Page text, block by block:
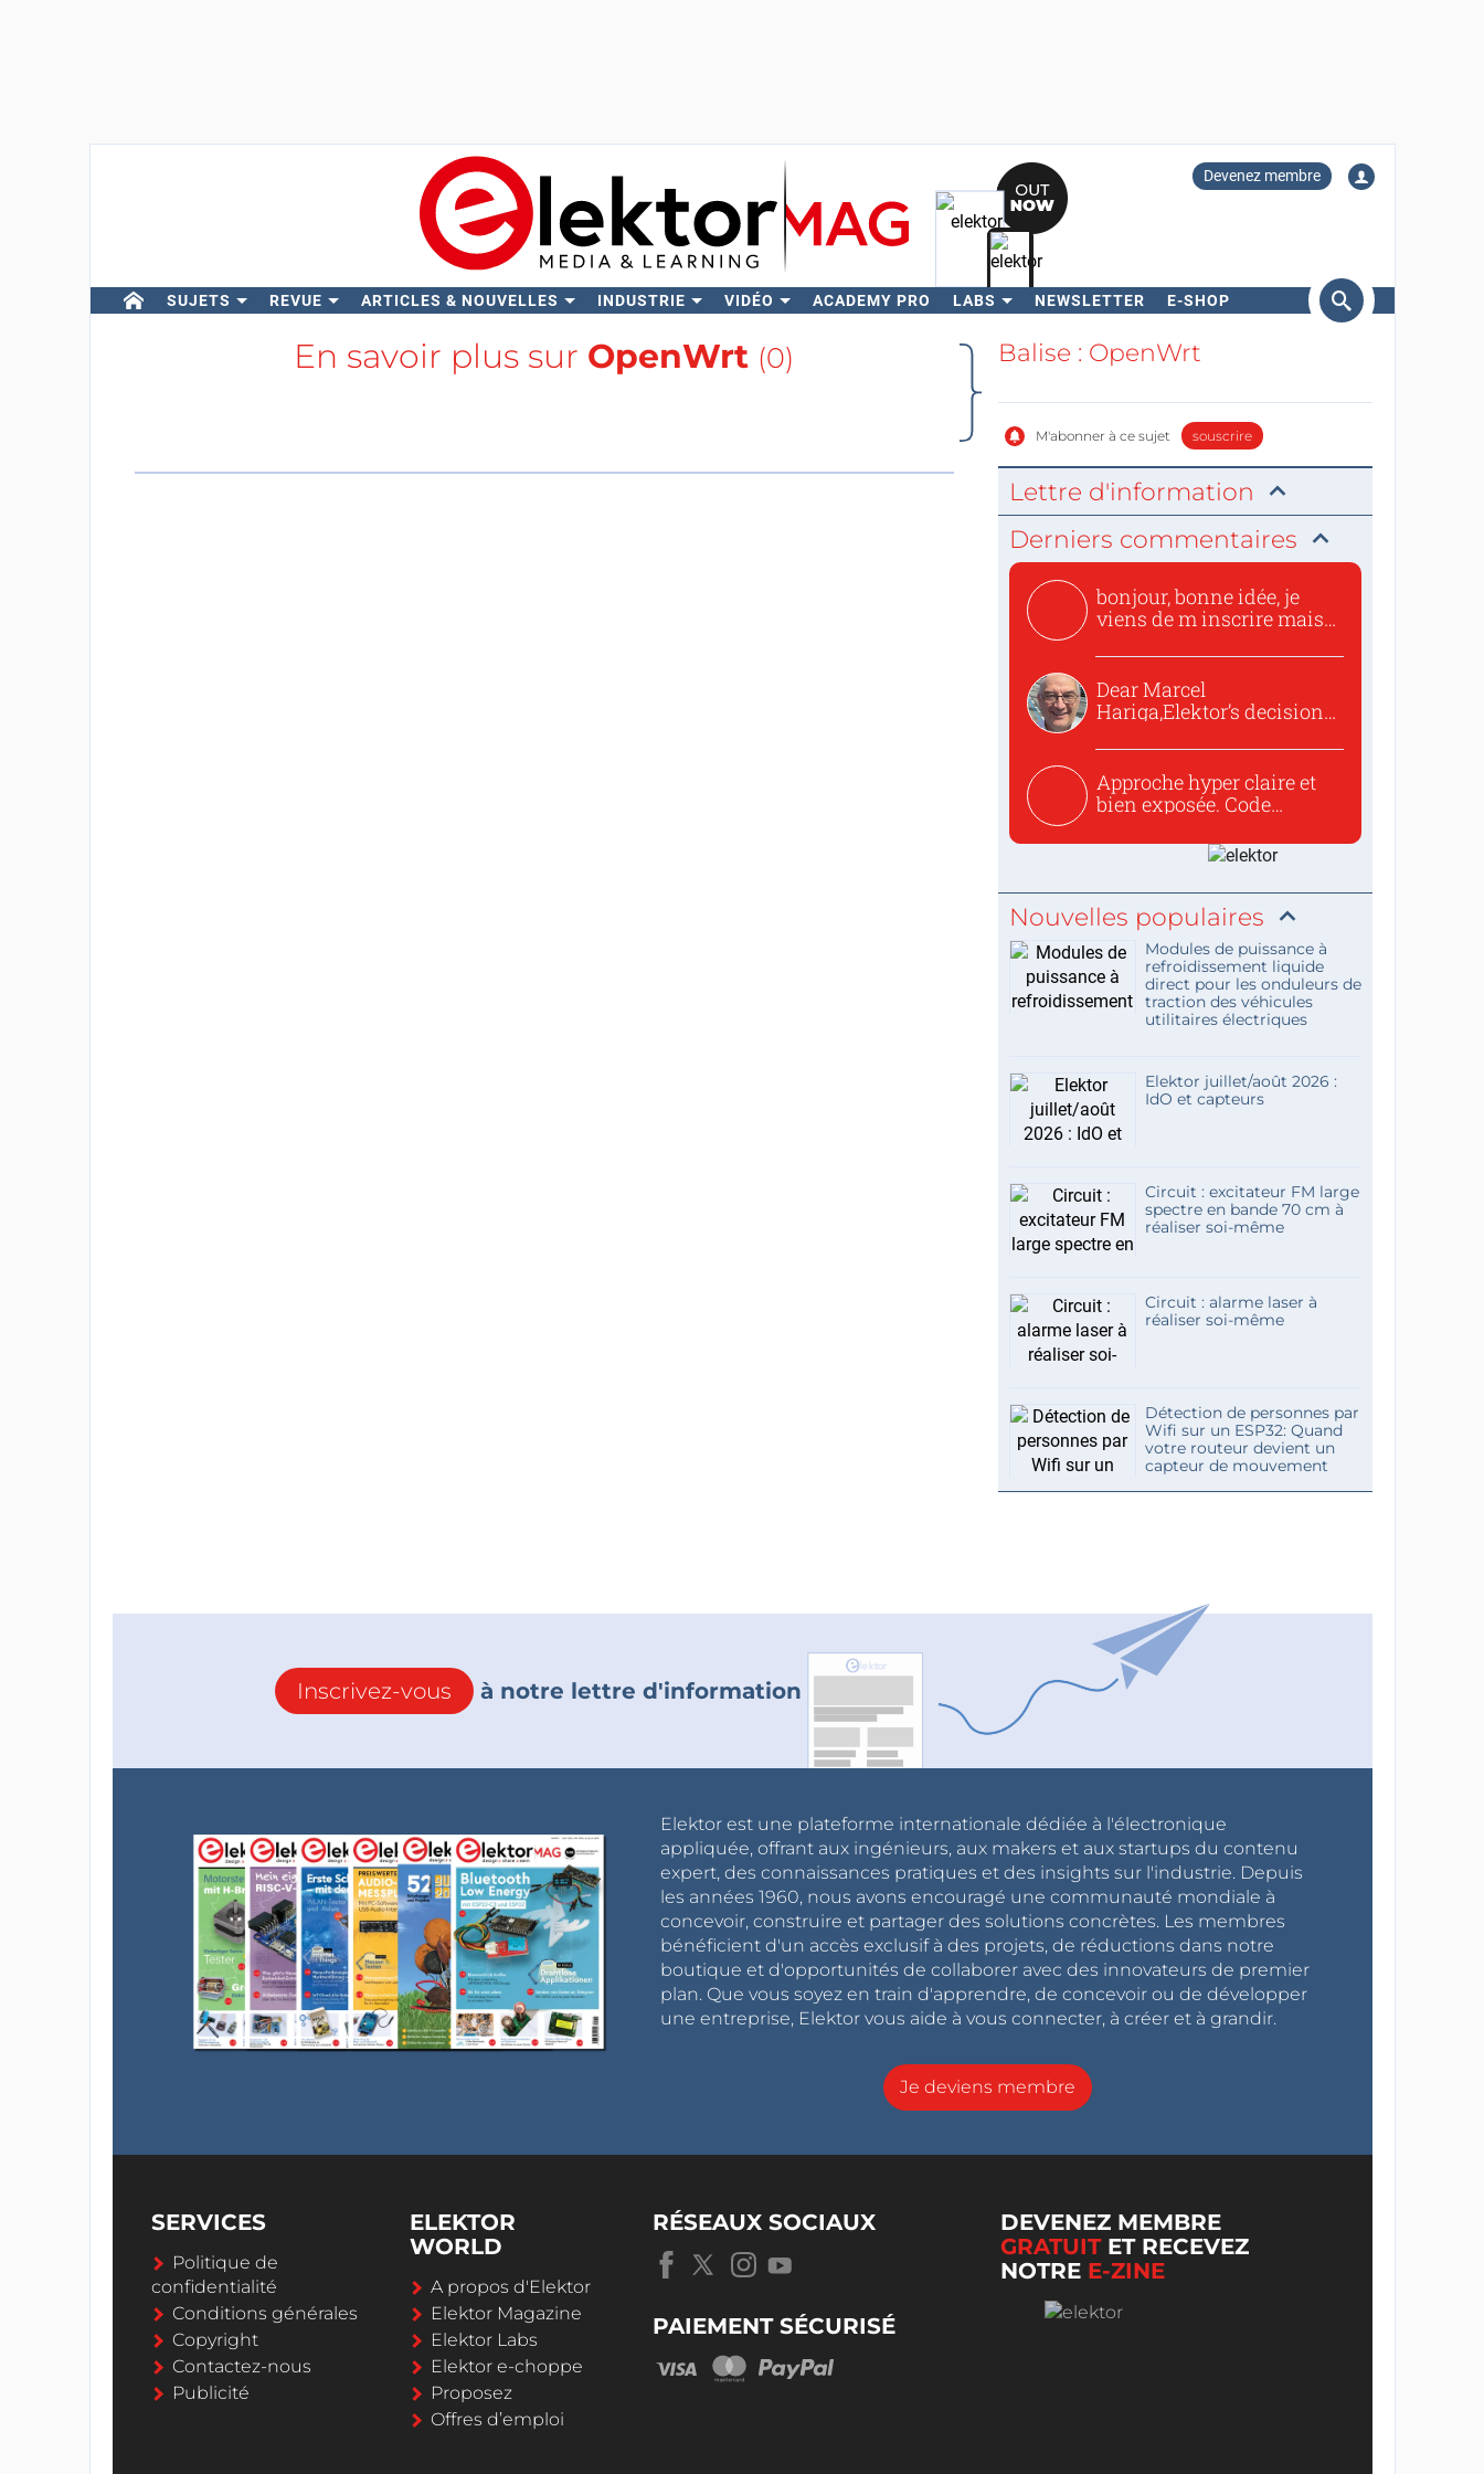
Devenez membre
SUJETS REVUE ARTICLES & NOUVELLES INDUSTRIE VIDÉO ACADEMY PRO LABS NEWSLETTER E-SHOP
Rechercher
En savoir plus sur OpenWrt (0) Balise : OpenWrt
M'abonner à ce sujet souscrire
Lettre d'information
Derniers commentaires
bonjour, bonne idée, je
viens de m inscrire mais
Dear Marcel
Hariga,Elektor’s decision
Approche hyper claire et
bien exposée. Code
Nouvelles populaires
Modules de puissance à
refroidissement liquide
direct pour les onduleurs de
traction des véhicules
utilitaires électriques
Elektor juillet/août 2026 :
IdO et capteurs
Circuit : excitateur FM large
spectre en bande 70 cm à
réaliser soi-même
Circuit : alarme laser à
réaliser soi-même
Détection de personnes par
Wifi sur un ESP32: Quand
votre routeur devient un
capteur de mouvement
Inscrivez-vous à notre lettre d'information
Elektor est une plateforme internationale dédiée à l'électronique
appliquée, offrant aux ingénieurs, aux makers et aux startups du contenu
expert, des connaissances pratiques et des insights sur l'industrie. Depuis
les années 1960, nous avons encouragé une communauté mondiale à
concevoir, construire et partager des solutions concrètes. Les membres
bénéficient d'un accès exclusif à des projets, de réductions dans notre
boutique et d'opportunités de collaborer avec des innovateurs de premier
plan. Que vous soyez en train d'apprendre, de concevoir ou de développer
une entreprise, Elektor vous aide à vous connecter, à créer et à grandir.
Je deviens membre
SERVICES
Politique de
confidentialité
Conditions générales
Copyright
Contactez-nous
Publicité
ELEKTOR
WORLD
A propos d'Elektor
Elektor Magazine
Elektor Labs
Elektor e-choppe
Proposez
Offres d’emploi
RÉSEAUX SOCIAUX
PAIEMENT SÉCURISÉ
DEVENEZ MEMBRE
GRATUITET RECEVEZ
NOTRE E-ZINE